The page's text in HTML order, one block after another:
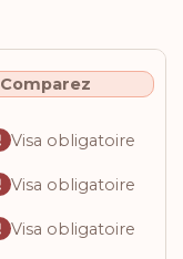
Comparez
Visa obligatoire
Visa obligatoire
Visa obligatoire